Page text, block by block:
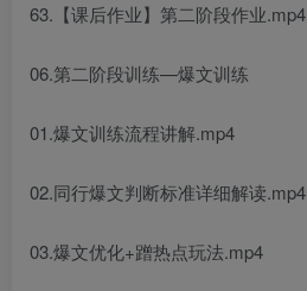
63.【课后作业】第二阶段作业.mp4
06.第二阶段训练—爆文训练
01.爆文训练流程讲解.mp4
02.同行爆文判断标准详细解读.mp4
03.爆文优化+蹭热点玩法.mp4